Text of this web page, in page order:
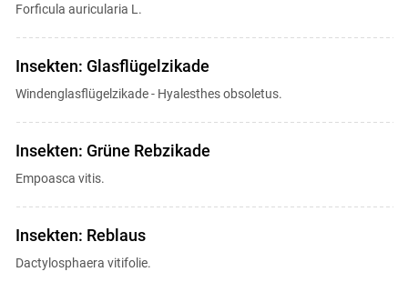
Forficula auricularia L.
Insekten: Glasflügelzikade
Windenglasflügelzikade - Hyalesthes obsoletus.
Insekten: Grüne Rebzikade
Empoasca vitis.
Insekten: Reblaus
Dactylosphaera vitifolie.